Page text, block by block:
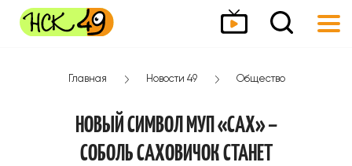
Главная Новости 49 Общество
НОВЫЙ СИМВОЛ МУП «САХ» –
СОБОЛЬ САХОВИЧОК СТАНЕТ